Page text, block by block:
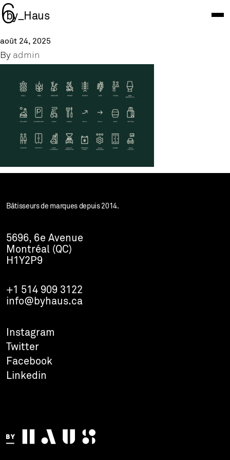
by_Haus
6
août 24, 2025
By admin
Bâtisseurs de marques depuis 2014.
5696, 6e Avenue
Montréal (QC)
H1Y2P9
+1 514 909 3122
info@byhaus.ca
Instagram
Twitter
Facebook
Linkedin